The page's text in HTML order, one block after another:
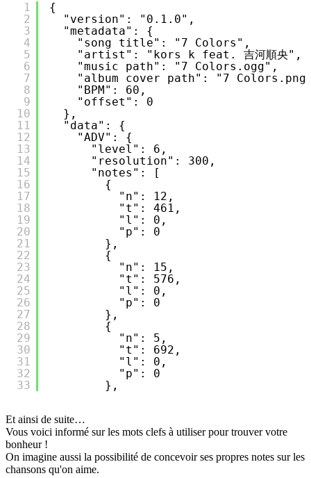
1
2
3
4
5
6
7
8
9
10
11
12
13
14
15
16
17
18
19
20
21
22
23
24
25
26
27
28
29
30
31
32
33
{
"version": "0.1.0",
"metadata": {
"song title": "7 Colors",
"artist": "kors k feat. 吉河順央",
"music path": "7 Colors.ogg",
"album cover path": "7
"BPM": 60,
"offset": 0
},
"data": {
"ADV": {
"level": 6,
"resolution": 300,
"notes": [
{
"n": 12,
"t": 461,
"l": 0,
"p": 0
},
{
"n": 15,
"t": 576,
"l": 0,
"p": 0
},
{
"n": 5,
"t": 692,
"l": 0,
"p": 0
},
Et ainsi de suite…
Vous voici informé sur les mots clefs à utiliser pour trouver votre
bonheur !
On imagine aussi la possibilité de concevoir ses propres notes sur les
chansons qu'on aime.